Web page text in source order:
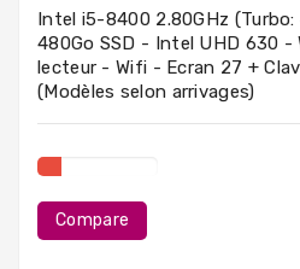
Composants
PC
Portables
Intel i5-8400 2.80GHz
480Go SSD - Intel UHD 630 -
lecteur - Wifi - Ecran 27 +
(Modèles selon arrivages)
Compare